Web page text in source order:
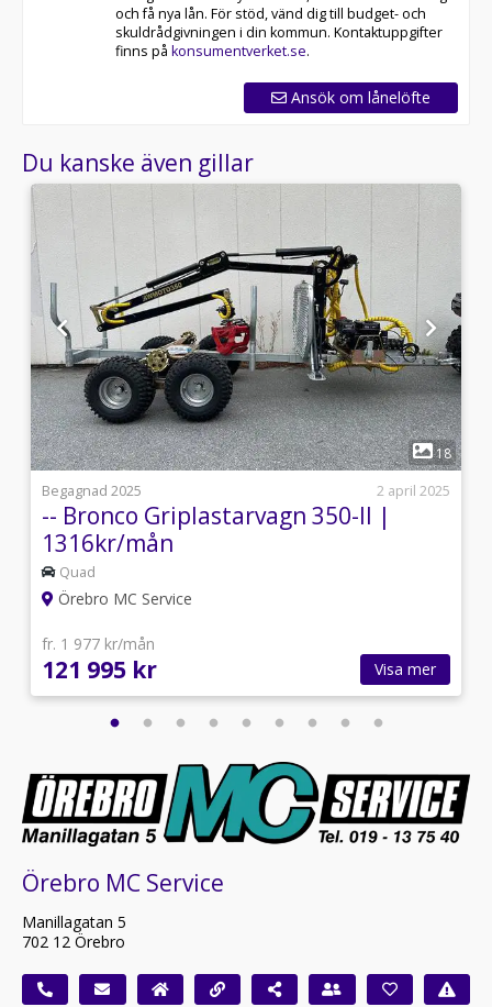
och få nya lån. För stöd, vänd dig till budget- och
skuldrådgivningen i din kommun. Kontaktuppgifter
finns på konsumentverket.se.
Ansök om lånelöfte
Du kanske även gillar
1
18
Begagnad 2025
2 april 2025
-- Bronco Griplastarvagn 350-II |
1316kr/mån
Quad
Örebro MC Service
fr. 1 977 kr/mån
121 995 kr Visa mer
Örebro MC Service
Manillagatan 5
702 12 Örebro